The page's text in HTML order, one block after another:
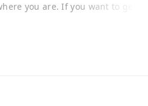
you are. If you want to get